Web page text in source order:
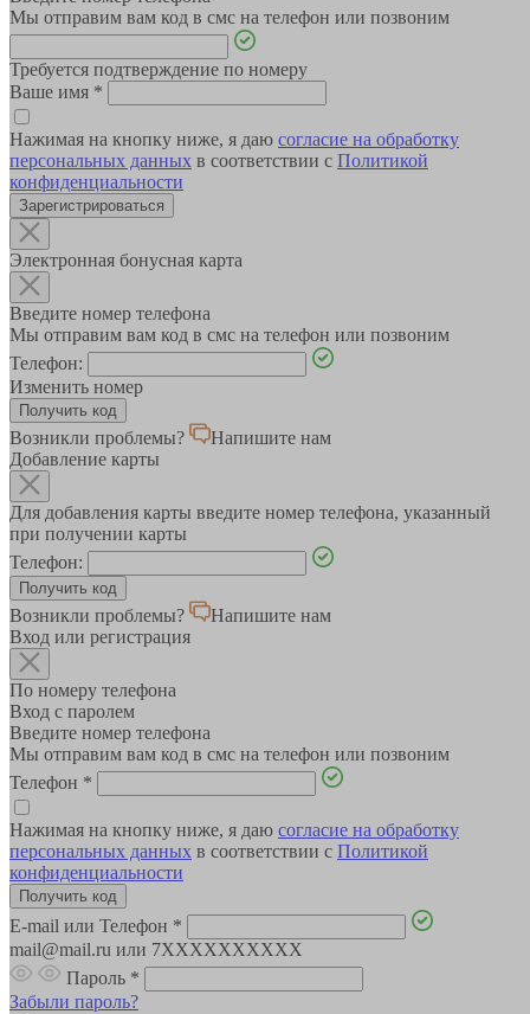
Мы отправим вам код в смс на телефон или позвоним
Требуется подтверждение по номеру
Ваше имя *
Нажимая на кнопку ниже, я даю согласие на обработку
персональных данных в соответствии с Политикой
конфиденциальности
Зарегистрироваться
Электронная бонусная карта
Введите номер телефона
Мы отправим вам код в смс на телефон или позвоним
Телефон:
Изменить номер
Возникли проблемы?
Напишите нам
Добавление карты
Для добавления карты введите номер телефона, указанный
при получении карты
Телефон:
Возникли проблемы?
Напишите нам
Вход или регистрация
По номеру телефона
Вход с паролем
Введите номер телефона
Мы отправим вам код в смс на телефон или позвоним
Телефон *
Нажимая на кнопку ниже, я даю согласие на обработку
персональных данных в соответствии с Политикой
конфиденциальности
E-mail или Телефон *
mail@mail.ru или 7XXXXXXXXXX
Пароль *
Забыли пароль?